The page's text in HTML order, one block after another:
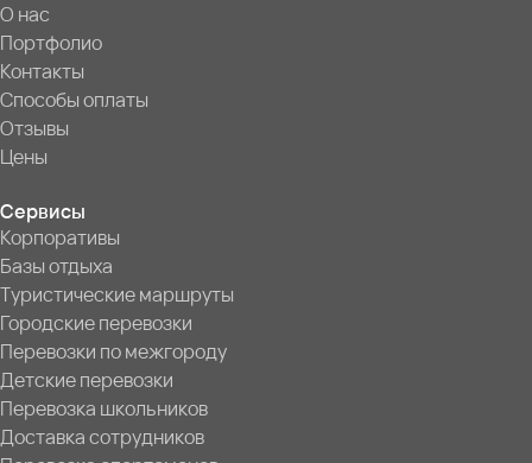
О нас
Портфолио
Контакты
Способы оплаты
Отзывы
Цены
Сервисы
Корпоративы
Базы отдыха
Туристические маршруты
Городские перевозки
Перевозки по межгороду
Детские перевозки
Перевозка школьников
Доставка сотрудников